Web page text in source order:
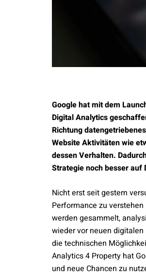
Google hat mit dem
Digital Analytics
Richtung
Website Aktivitäten wie
dessen Verhalten.
Strategie noch besser auf
Nicht erst seit gestern
Performance zu
werden gesammelt,
wieder vor neuen
die technischen
Analytics 4 Property hat
und neue Chancen zu